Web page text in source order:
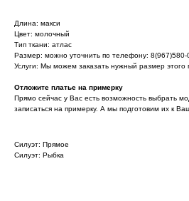
Длина: макси
Цвет: молочный
Тип ткани: атлас
Размер: можно уточнить по телефону: 8(967)580-
Услуги: Мы можем заказать нужный размер этого
Отложите платье на примерку
Прямо сейчас у Вас есть возможность выбрать
записаться на примерку. А мы подготовим их к
Силуэт: Прямое
Силуэт: Рыбка